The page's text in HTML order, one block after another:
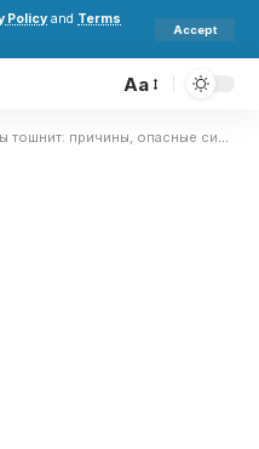
Policy and Terms
Accept
Aa
причины, опасные симптомы и что делать